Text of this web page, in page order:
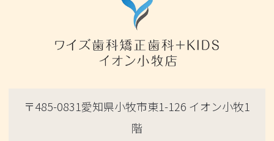
〒485-0831愛知県小牧市東1-126 イオン小牧1
階